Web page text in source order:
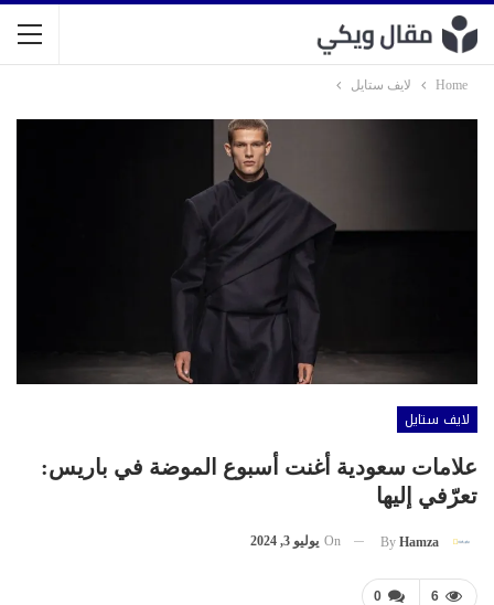
Home لايف ستايل
لايف ستايل
علامات سعودية أغنت أسبوع الموضة في باريس:
تعرّفي إليها
By Hamza
On يوليو 3, 2024
0 6